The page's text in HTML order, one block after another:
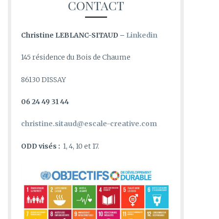
CONTACT
Christine LEBLANC-SITAUD – Linkedin
145 résidence du Bois de Chaume
86130 DISSAY
06 24 49 31 44
christine.sitaud@escale-creative.com
ODD visés : 1, 4, 10 et 17.